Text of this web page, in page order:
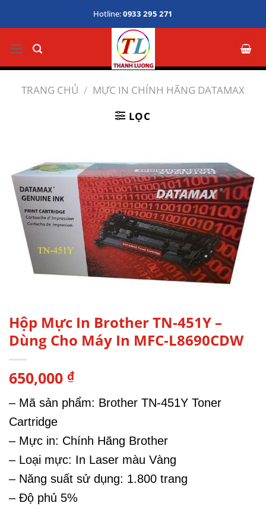
dung
Hotline:0933 295 271
TRANG CHỦ / MỰC IN CHÍNH HÃNG DATAMAX
LỌC
Hộp Mực In Brother TN-451Y –
Dùng Cho Máy In MFC-L8690CDW
650,000 ₫
– Mã sản phẩm: Brother TN-451Y Toner
Cartridge
– Mực in: Chính Hãng Brother
– Loại mực: In Laser màu Vàng
– Năng suất sử dụng: 1.800 trang
– Độ phủ 5%